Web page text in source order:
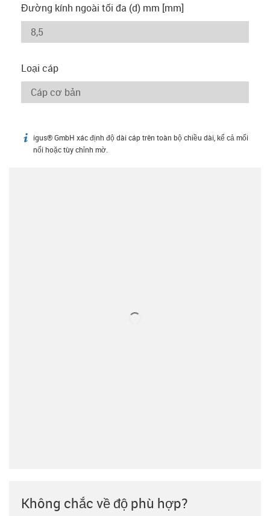
Đường kính ngoài tối đa (d) mm [mm]
Loại cáp
igus-icon-info
igus® GmbH xác định độ dài cáp trên toàn bộ chiều dài, kể cả mối
nối hoặc tùy chỉnh mờ.
Không chắc về độ phù hợp?